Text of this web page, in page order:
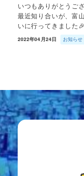
いつもありがとうご
最近知り合いが、富
いに行ってきました
2022年04月24日 お知らせ